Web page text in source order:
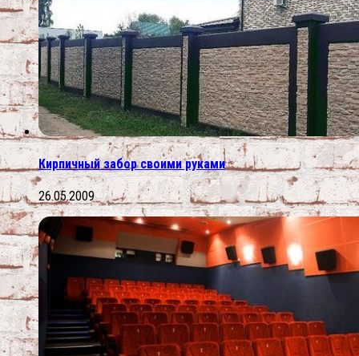
Кирпичный забор своими руками
26.05.2009